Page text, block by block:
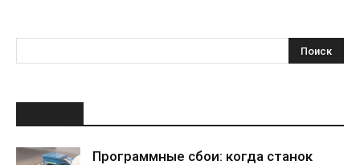
Программные сбои: когда станок